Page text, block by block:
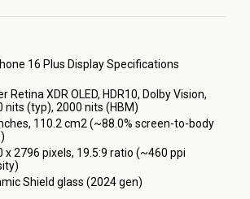
16 Plus Display Specifications
Retina XDR OLED, HDR10, Dolby Vision,
nits (typ), 2000 nits (HBM)
110.2 cm2 (~88.0% screen-to-body
x 2796 pixels, 19.5:9 ratio (~460 ppi
Shield glass (2024 gen)